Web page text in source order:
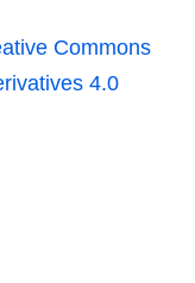
Commons
4.0